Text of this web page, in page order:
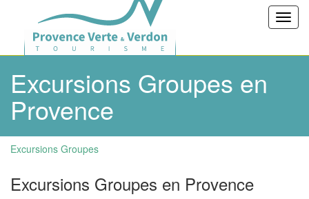
Excursions Groupes en
Provence
Excursions Groupes
Excursions Groupes en Provence